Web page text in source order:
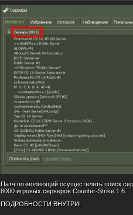
Патч позволяющий осуществлять поиск
8000 игровых серверов Counter-Strike 1.6.
ПОДРОБНОСТИ ВНУТРИ!